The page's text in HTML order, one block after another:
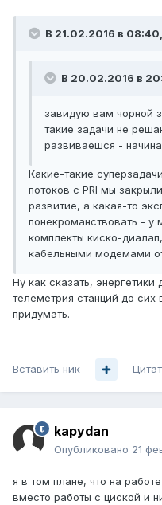
В 21.02.2016 в
В 20.02.2016 в
завидую вам чорной
такие задачи не
развиваешся -
Какие-такие
потоков с PRI мы
развитие, а какая-то
понекроманствовать - у
комплекты киско-
кабельными модемами
Ну как сказать, энергетики
телеметрия станций до сих
придумать.
Вставить ник
kapydan
Опубликовано 21
я в том плане, что на
вместо работы с циской и